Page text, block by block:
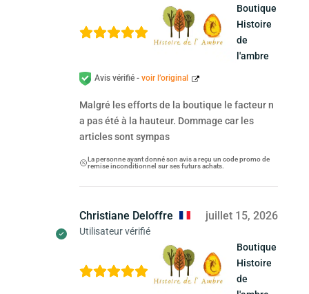
Boutique
Histoire
de
l'ambre
Avis vérifié - voir l’original
Malgré les efforts de la boutique le facteur n
a pas été à la hauteur. Dommage car les
articles sont sympas
La personne ayant donné son avis a reçu un code promo de
remise inconditionnel sur ses futurs achats.
Christiane Deloffre
Utilisateur vérifié
juillet 15, 2026
Boutique
Histoire
de